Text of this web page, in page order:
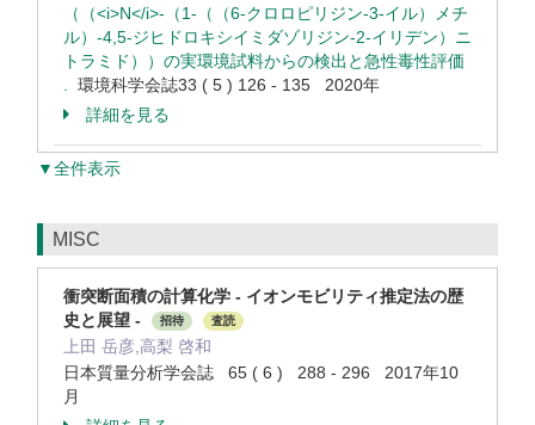
（（<i>N</i>-（1-（（6-クロロピリジン-3-イル）メチ
ル）-4,5-ジヒドロキシイミダゾリジン-2-イリデン）ニ
トラミド））の実環境試料からの検出と急性毒性評価
環境科学会誌33 ( 5 ) 126 - 135 2020年
詳細を見る
▼全件表示
MISC
衝突断面積の計算化学 - イオンモビリティ推定法の歴
史と展望 -
招待 査読
上田 岳彦,高梨 啓和
日本質量分析学会誌 65 ( 6 ) 288 - 296 2017年10
月